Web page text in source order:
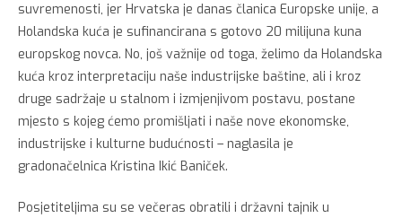
suvremenosti, jer Hrvatska je danas članica Europske unije, a
Holandska kuća je sufinancirana s gotovo 20 milijuna kuna
europskog novca. No, još važnije od toga, želimo da Holandska
kuća kroz interpretaciju naše industrijske baštine, ali i kroz
druge sadržaje u stalnom i izmjenjivom postavu, postane
mjesto s kojeg ćemo promišljati i naše nove ekonomske,
industrijske i kulturne budućnosti – naglasila je
gradonačelnica Kristina Ikić Baniček.
Posjetiteljima su se večeras obratili i državni tajnik u